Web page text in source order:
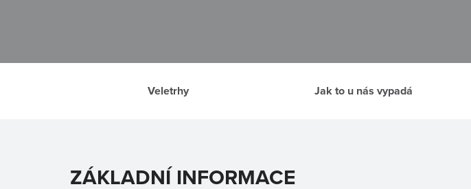
Veletrhy Jak to u nás vypadá
ZÁKLADNÍ INFORMACE